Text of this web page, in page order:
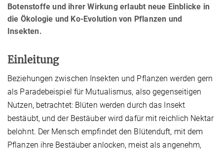
Botenstoffe und ihrer Wirkung erlaubt neue Einblicke in
die Ökologie und Ko-Evolution von Pflanzen und
Insekten.
Einleitung
Beziehungen zwischen Insekten und Pflanzen werden gern
als Paradebeispiel für Mutualismus, also gegenseitigen
Nutzen, betrachtet: Blüten werden durch das Insekt
bestäubt, und der Bestäuber wird dafür mit reichlich Nektar
belohnt. Der Mensch empfindet den Blütenduft, mit dem
Pflanzen ihre Bestäuber anlocken, meist als angenehm,